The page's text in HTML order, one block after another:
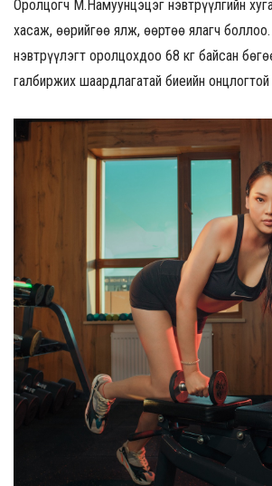
Оролцогч М.Намуунцэцэг нэвтрүүлгийн
хасаж, өөрийгөө ялж, өөртөө ялагч
нэвтрүүлэгт оролцохдоо 68 кг байсан
галбиржих шаардлагатай биеийн онцлогтой